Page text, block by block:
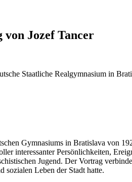
Jozef Tancer
Staatliche Realgymnasium in
Gymnasiums in Bratislava von
interessanter Persönlichkeiten,
Jugend. Der Vortrag
sozialen Leben der Stadt hatte.